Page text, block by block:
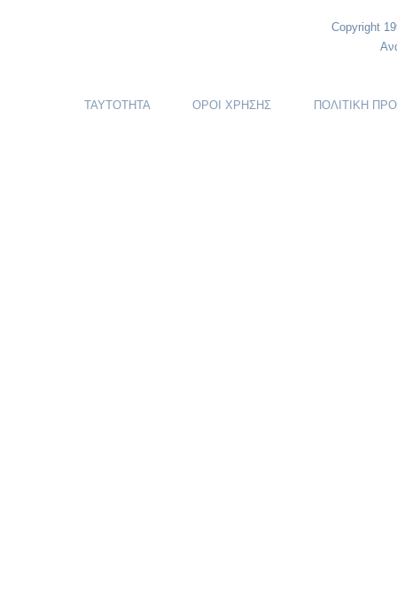
Copyright
ΤΑΥΤΟΤΗΤΑ ΟΡΟΙ ΧΡΗΣΗΣ ΠΟΛΙΤΙΚΗ